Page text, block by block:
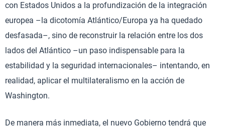
con Estados Unidos a la profundización de la integración
europea –la dicotomía Atlántico/Europa ya ha quedado
desfasada–, sino de reconstruir la relación entre los dos
lados del Atlántico –un paso indispensable para la
estabilidad y la seguridad internacionales– intentando, en
realidad, aplicar el multilateralismo en la acción de
Washington.
De manera más inmediata, el nuevo Gobierno tendrá que